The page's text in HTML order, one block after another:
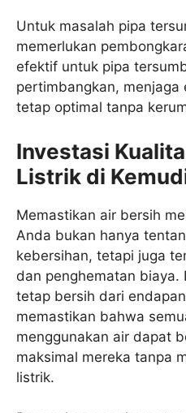
Untuk masalah pipa
memerlukan
efektif untuk pipa
pertimbangkan,
tetap optimal tanpa
Investasi
Listrik di
Memastikan air bersih
Anda bukan hanya
kebersihan, tetapi juga
dan penghematan biaya.
tetap bersih dari
memastikan bahwa
menggunakan air dapat
maksimal mereka tanpa
listrik.